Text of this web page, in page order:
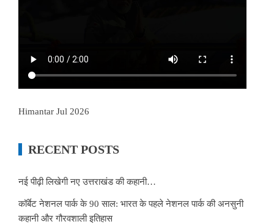
Himantar Jul 2026
RECENT POSTS
नई पीढ़ी लिखेगी नए उत्तराखंड की कहानी…
कॉर्बेट नेशनल पार्क के 90 साल: भारत के पहले नेशनल पार्क की अनसुनी
कहानी और गौरवशाली इतिहास